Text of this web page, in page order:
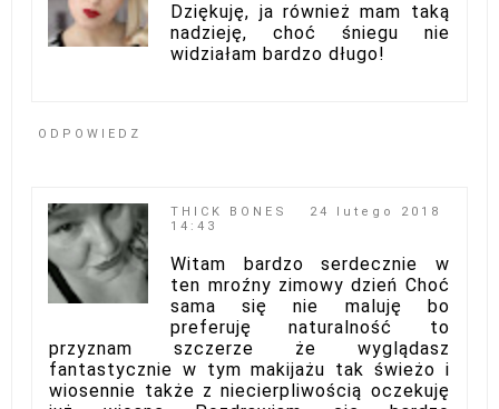
Dziękuję, ja również mam taką
nadzieję, choć śniegu nie
widziałam bardzo długo!
ODPOWIEDZ
THICK BONES
24 lutego 2018
14:43
Witam bardzo serdecznie w
ten mroźny zimowy dzień Choć
sama się nie maluję bo
preferuję naturalność to
przyznam szczerze że wyglądasz
fantastycznie w tym makijażu tak świeżo i
wiosennie także z niecierpliwością oczekuję